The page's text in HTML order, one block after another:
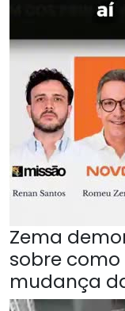
Zema
sobre
mudança